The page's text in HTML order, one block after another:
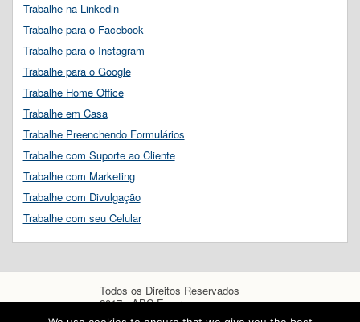
Trabalhe na Linkedin
Trabalhe para o Facebook
Trabalhe para o Instagram
Trabalhe para o Google
Trabalhe Home Office
Trabalhe em Casa
Trabalhe Preenchendo Formulários
Trabalhe com Suporte ao Cliente
Trabalhe com Marketing
Trabalhe com Divulgação
Trabalhe com seu Celular
Todos os Direitos Reservados
2017 - ABC Empregos